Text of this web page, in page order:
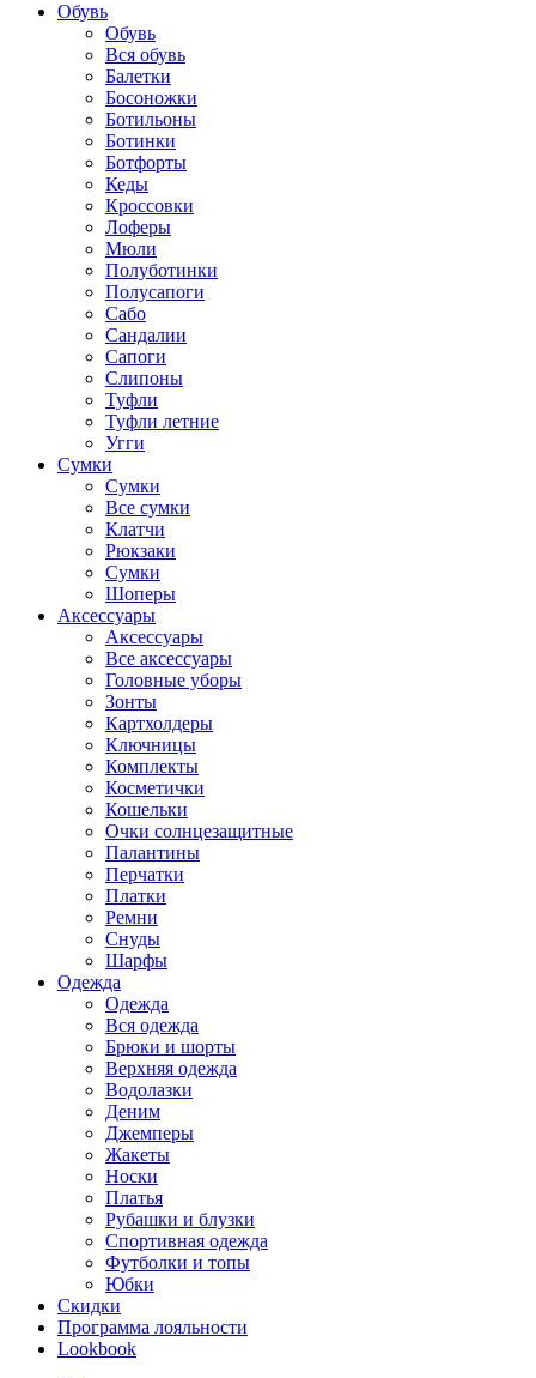
Обувь
Обувь
Вся обувь
Балетки
Босоножки
Ботильоны
Ботинки
Ботфорты
Кеды
Кроссовки
Лоферы
Мюли
Полуботинки
Полусапоги
Сабо
Сандалии
Сапоги
Слипоны
Туфли
Туфли летние
Угги
Сумки
Сумки
Все сумки
Клатчи
Рюкзаки
Сумки
Шоперы
Аксессуары
Аксессуары
Все аксессуары
Головные уборы
Зонты
Картхолдеры
Ключницы
Комплекты
Косметички
Кошельки
Очки солнцезащитные
Палантины
Перчатки
Платки
Ремни
Снуды
Шарфы
Одежда
Одежда
Вся одежда
Брюки и шорты
Верхняя одежда
Водолазки
Деним
Джемперы
Жакеты
Носки
Платья
Рубашки и блузки
Спортивная одежда
Футболки и топы
Юбки
Скидки
Программа лояльности
Lookbook